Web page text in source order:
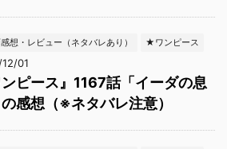
想・レビュー（ネタバレあり） ★ワンピース
01
ンピース』1167話「イーダの息
感想（※ネタバレ注意）